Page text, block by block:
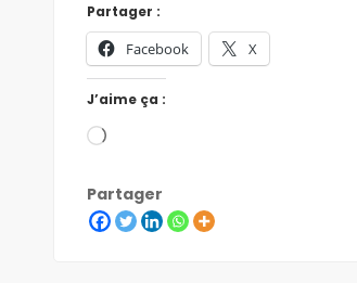
Partager :
Facebook X
J’aime ça :
Partager